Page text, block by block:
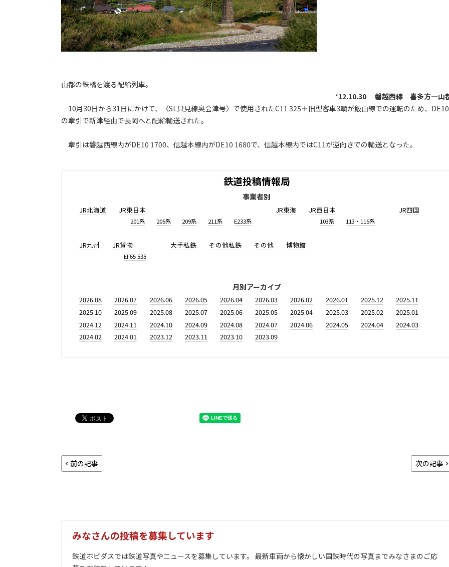
山都の鉄橋を渡る配給列車。
‘12.10.30 磐越西線 喜多方―山
10月30日から31日にかけて、〈SL只見線奥会津号〉で使用されたC11 325＋旧型客車3輌が飯山線での運転のため、DE10
の牽引で新津経由で長岡へと配給輸送された。
牽引は磐越西線内がDE10 1700、信越本線内がDE10 1680で、信越本線内ではC11が逆向きでの輸送となった。
鉄道投稿情報局
事業者別
JR北海道 JR東日本
201系 205系 209系 211系 E233系
JR東海 JR西日本
103系 113・115系
JR四国
JR九州 JR貨物
EF65 535
大手私鉄 その他私鉄 その他 博物館
月別アーカイブ
2026.08 2026.07 2026.06 2026.05 2026.04 2026.03 2026.02 2026.01 2025.12
2025.11
2025.10
2025.09 2025.08 2025.07 2025.06 2025.05 2025.04 2025.03 2025.02
2025.01
2024.12
2024.11 2024.10 2024.09 2024.08 2024.07 2024.06 2024.05 2024.04
2024.03
2024.02
2024.01 2023.12 2023.11 2023.10 2023.09
前の記事 次の記事
みなさんの投稿を募集しています
鉄道ホビダスでは鉄道写真やニュースを募集しています。 最新車両から懐かしい国鉄時代の写真までみなさまのご応